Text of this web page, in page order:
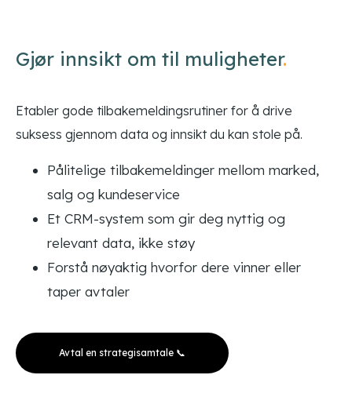
Gjør innsikt om til muligheter.
Etabler gode tilbakemeldingsrutiner for å drive
suksess gjennom data og innsikt du kan stole på.
Pålitelige tilbakemeldinger mellom marked,
salg og kundeservice
Et CRM-system som gir deg nyttig og
relevant data, ikke støy
Forstå nøyaktig hvorfor dere vinner eller
taper avtaler
Avtal en strategisamtale 📞